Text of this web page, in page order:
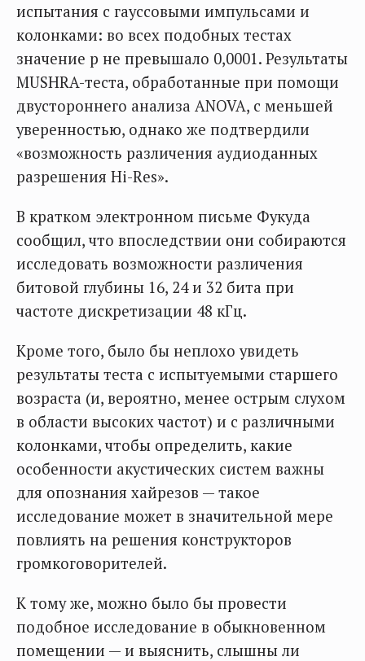
испытания с гауссовыми импульсами и
колонками: во всех подобных тестах
значение p не превышало 0,0001. Результаты
MUSHRA-теста, обработанные при помощи
двустороннего анализа ANOVA, с меньшей
уверенностью, однако же подтвердили
«возможность различения аудиоданных
разрешения Hi-Res».
В кратком электронном письме Фукуда
сообщил, что впоследствии они собираются
исследовать возможности различения
битовой глубины 16, 24 и 32 бита при
частоте дискретизации 48 кГц.
Кроме того, было бы неплохо увидеть
результаты теста с испытуемыми старшего
возраста (и, вероятно, менее острым слухом
в области высоких частот) и с различными
колонками, чтобы определить, какие
особенности акустических систем важны
для опознания хайрезов — такое
исследование может в значительной мере
повлиять на решения конструкторов
громкоговорителей.
К тому же, можно было бы провести
подобное исследование в обыкновенном
помещении — и выяснить, слышны ли